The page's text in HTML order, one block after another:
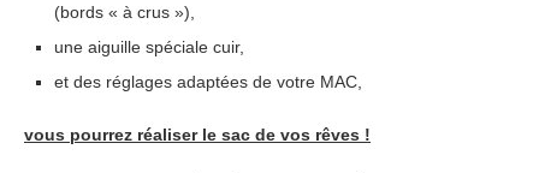
(bords « à crus »),
une aiguille spéciale cuir,
et des réglages adaptées de votre MAC,
vous pourrez réaliser le sac de vos rêves !